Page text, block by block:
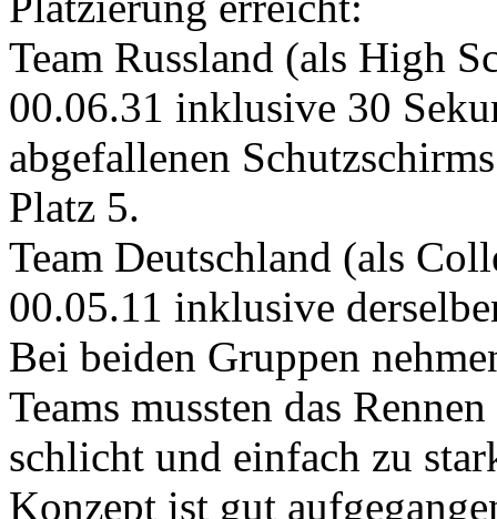
Team Russland (als High
00.06.31 inklusive 30
abgefallenen
Platz 5.
Team Deutschland (als
00.05.11 inklusive
Bei beiden Gruppen
Teams mussten das
schlicht und einfach zu
Konzept ist gut